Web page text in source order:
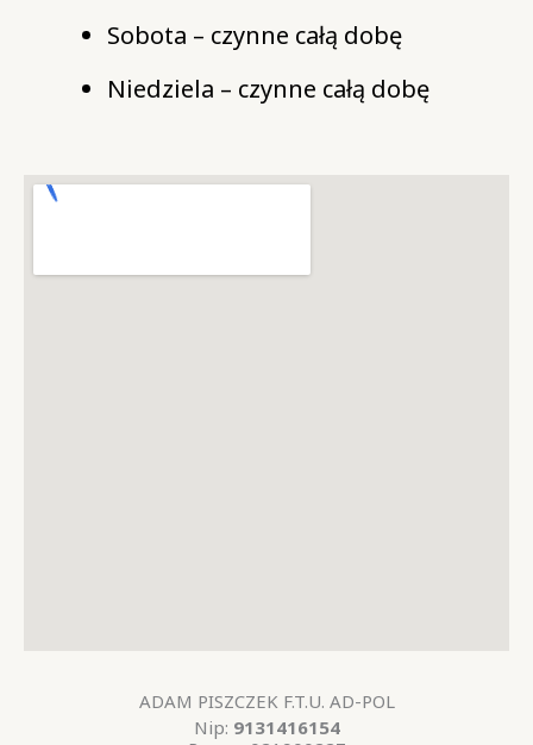
Sobota – czynne całą dobę
Niedziela – czynne całą dobę
ADAM PISZCZEK F.T.U. AD-POL
Nip: 9131416154